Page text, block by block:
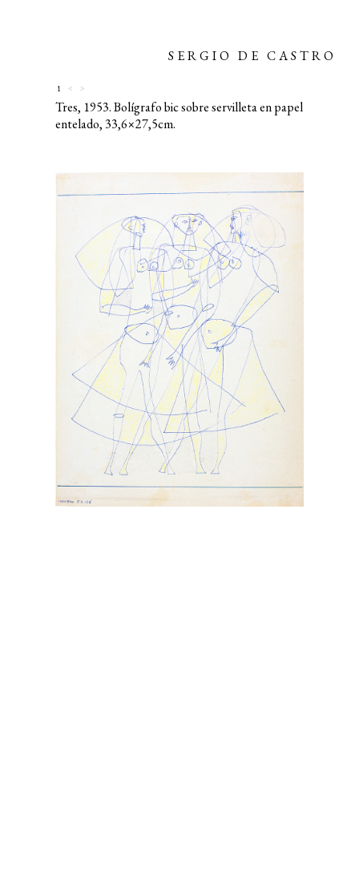
SERGIO DE CASTRO
1 < >
Tres, 1953. Bolígrafo bic sobre servilleta en papel
entelado, 33,6×27,5cm.